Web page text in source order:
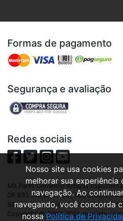
Formas de pagamento
Segurança e avaliação
Redes sociais
MX Parts Comercio Artigos Esportivos
08.933.109/0001-93 | Rua Joaquim
São José dos Pinhais - PR, 83040-210
Copyright © 2007-2026
Nosso site usa cookies
melhorar sua experiência
navegação. Ao
navegando, você concorda
nossa Política de